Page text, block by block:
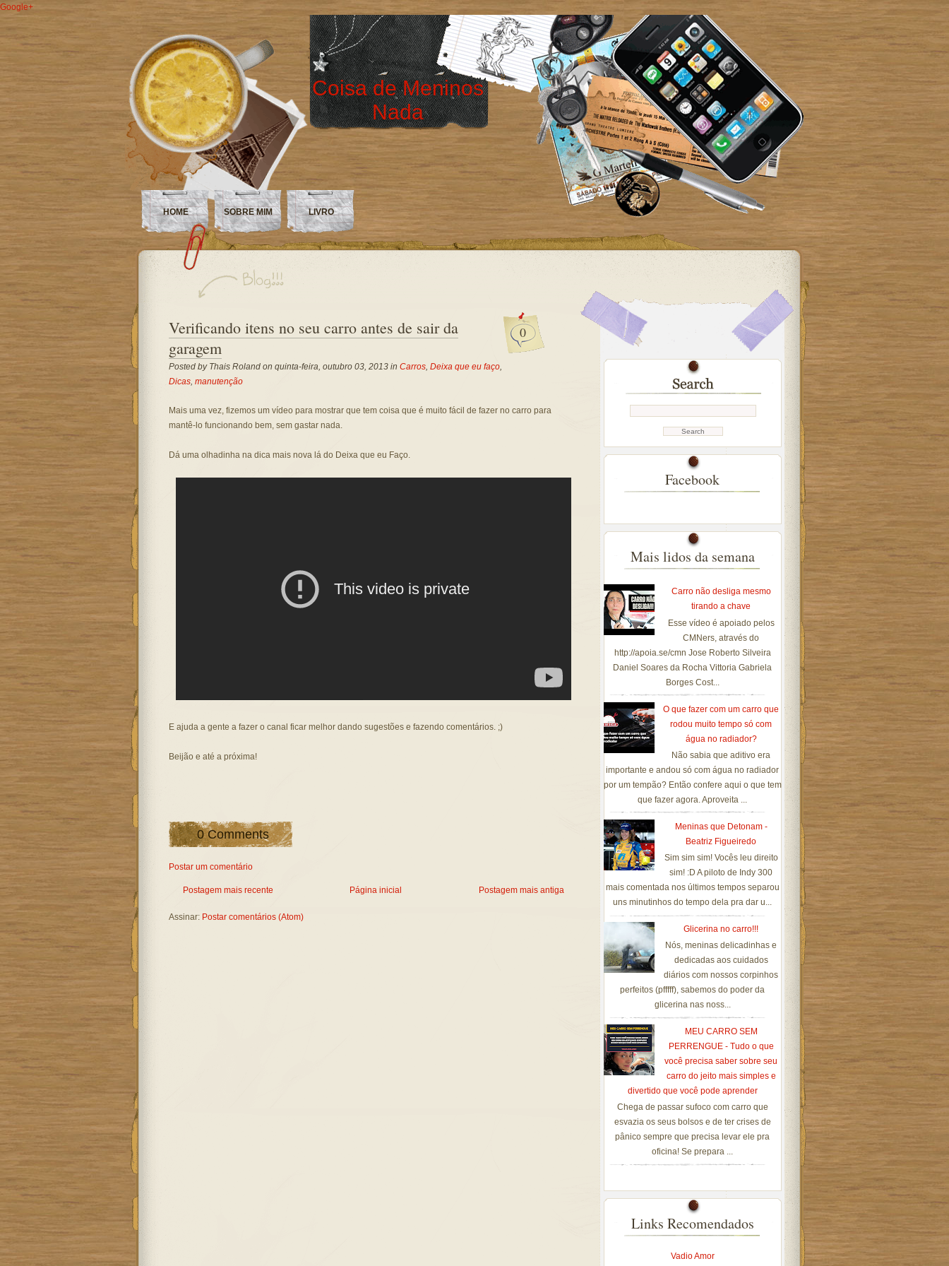
Google+
Coisa de Meninos
Nada
HOME SOBRE MIM LIVRO
0
Verificando itens no seu carro antes de sair da
garagem
Posted by Thais Rolandon quinta-feira, outubro 03, 2013 in Carros, Deixa que eu faço,
Dicas, manutenção
Mais uma vez, fizemos um vídeo para mostrar que tem coisa que é muito fácil de fazer no carro para
mantê-lo funcionando bem, sem gastar nada.
Dá uma olhadinha na dica mais nova lá do Deixa que eu Faço.
E ajuda a gente a fazer o canal ficar melhor dando sugestões e fazendo comentários. ;)
Beijão e até a próxima!
0 Comments
Postar um comentário
Postagem mais recente Postagem mais antiga
Página inicial
Assinar: Postar comentários (Atom)
Facebook
Mais lidos da semana
Carro não desliga mesmo
tirando a chave
Esse vídeo é apoiado pelos
CMNers, através do
http://apoia.se/cmn Jose Roberto Silveira
Daniel Soares da Rocha Vittoria Gabriela
Borges Cost...
O que fazer com um carro que
rodou muito tempo só com
água no radiador?
Não sabia que aditivo era
importante e andou só com água no radiador
por um tempão? Então confere aqui o que tem
que fazer agora. Aproveita ...
Meninas que Detonam -
Beatriz Figueiredo
Sim sim sim! Vocês leu direito
sim! :D A piloto de Indy 300
mais comentada nos últimos tempos separou
uns minutinhos do tempo dela pra dar u...
Glicerina no carro!!!
Nós, meninas delicadinhas e
dedicadas aos cuidados
diários com nossos corpinhos
perfeitos (pfffff), sabemos do poder da
glicerina nas noss...
MEU CARRO SEM
PERRENGUE - Tudo o que
você precisa saber sobre seu
carro do jeito mais simples e
divertido que você pode aprender
Chega de passar sufoco com carro que
esvazia os seus bolsos e de ter crises de
pânico sempre que precisa levar ele pra
oficina! Se prepara ...
Links Recomendados
Vadio Amor